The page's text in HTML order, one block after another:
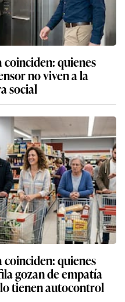
coinciden: quienes
no viven a la
social
coinciden: quienes
gozan de empatía
tienen autocontrol